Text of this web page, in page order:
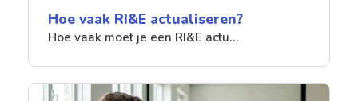
Hoe vaak RI&E actualiseren?
Hoe vaak moet je een RI&E actu…